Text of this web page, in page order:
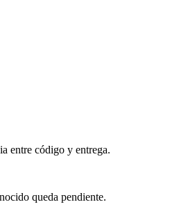
entre código y entrega.
queda pendiente.